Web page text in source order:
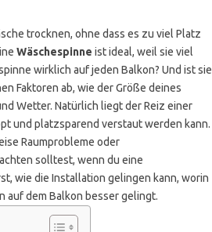
trocknen, ohne dass es zu viel Platz
Wäschespinne ist ideal, weil sie viel
wirklich auf jeden Balkon? Und ist sie
Faktoren ab, wie der Größe deines
Wetter. Natürlich liegt der Reiz einer
und platzsparend verstaut werden kann.
Raumprobleme oder
solltest, wenn du eine
wie die Installation gelingen kann, worin
auf dem Balkon besser gelingt.